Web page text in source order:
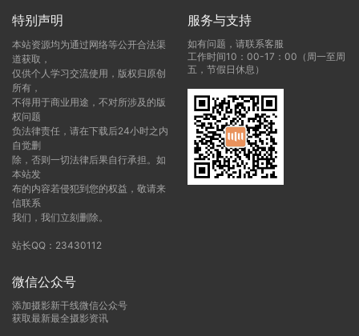
特别声明
本站资源均为通过网络等公开合法渠
道获取，
仅供个人学习交流使用，版权归原创
所有，
不得用于商业用途，不对所涉及的版
权问题
负法律责任，请在下载后24小时之内
自觉删
除，否则一切法律后果自行承担。如
本站发
布的内容若侵犯到您的权益，敬请来
信联系
我们，我们立刻删除。
站长QQ：23430112
服务与支持
如有问题，请联系客服
工作时间10：00-17：00（周一至周
五，节假日休息）
微信公众号
添加摄影新干线微信公众号
获取最新最全摄影资讯